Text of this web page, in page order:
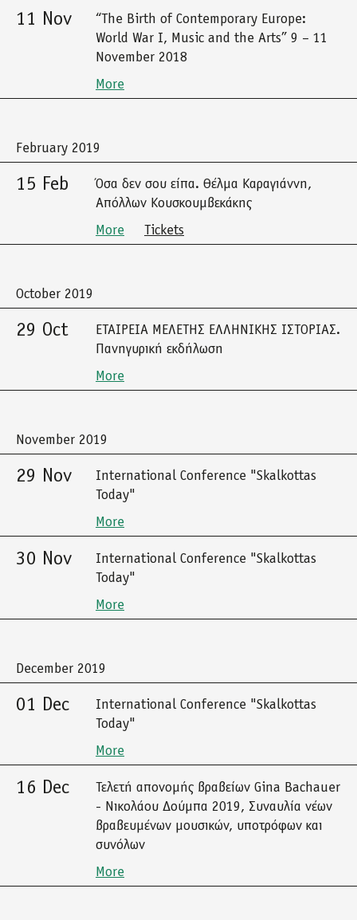
11 Nov
“The Birth of Contemporary Europe:
World War I, Music and the Arts” 9 – 11
November 2018
More
February 2019
15 Feb
Όσα δεν σου είπα. Θέλμα Καραγιάννη,
Απόλλων Κουσκουμβεκάκης
More
Tickets
October 2019
29 Oct
ΕΤΑΙΡΕΙΑ ΜΕΛΕΤΗΣ ΕΛΛΗΝΙΚΗΣ ΙΣΤΟΡΙΑΣ.
Πανηγυρική εκδήλωση
More
November 2019
29 Nov
International Conference "Skalkottas
Today"
More
30 Nov
International Conference "Skalkottas
Today"
More
December 2019
01 Dec
International Conference "Skalkottas
Today"
More
16 Dec
Τελετή απονομής βραβείων Gina Bachauer
- Νικολάου Δούμπα 2019, Συναυλία νέων
βραβευμένων μουσικών, υποτρόφων και
συνόλων
More